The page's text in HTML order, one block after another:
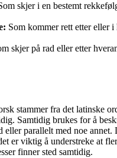
skjer i en bestemt
Som kommer rett etter eller
skjer på rad eller etter
stammer fra det latinske
Samtidig brukes for å
eller parallelt med noe annet.
er viktig å understreke at
finner sted samtidig.